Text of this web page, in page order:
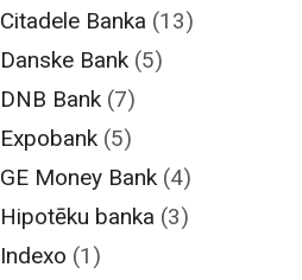
Citadele Banka (13)
Danske Bank (5)
DNB Bank (7)
Expobank (5)
GE Money Bank (4)
Hipotēku banka (3)
Indexo (1)